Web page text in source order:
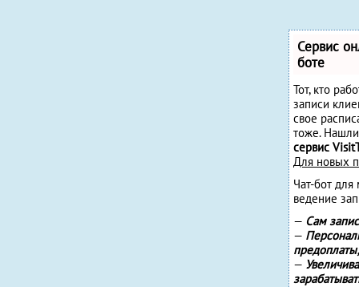
Сервис
боте
Тот, кто
записи
свое
тоже.
сервис
Для новых
Чат-бот
ведение
— Сам
—
предоплаты;
—